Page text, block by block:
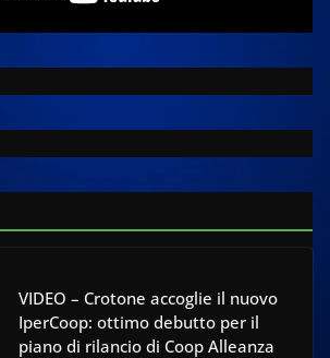
VIDEO – Crotone accoglie il nuovo
IperCoop: ottimo debutto per il
piano di rilancio di Coop Alleanza